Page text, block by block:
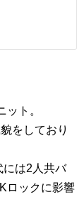
ト。
をしており
には2人共バ
ロックに影響